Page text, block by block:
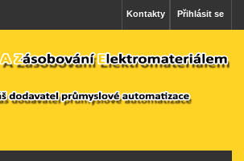
Přihlásit se
Kontakty